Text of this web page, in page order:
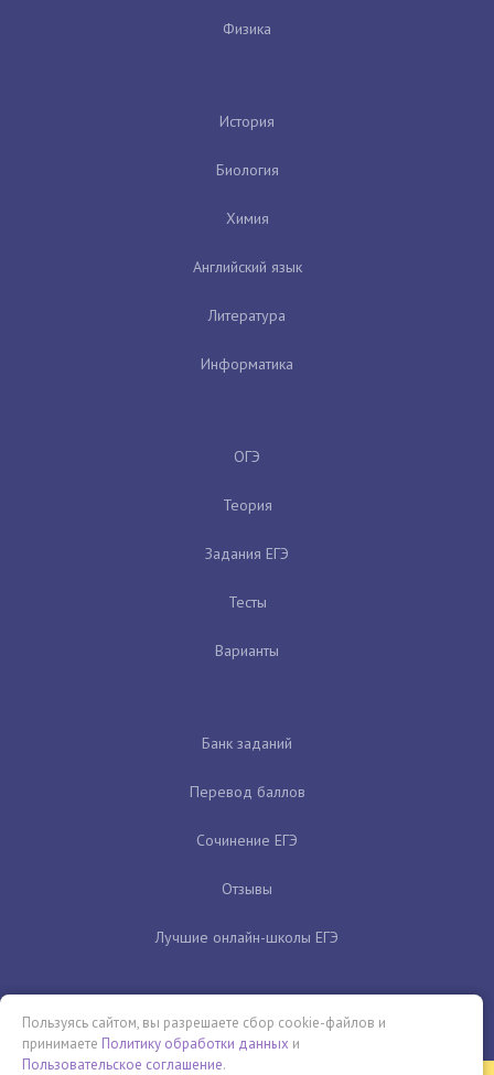
Физика
История
Биология
Химия
Английский язык
Литература
Информатика
ОГЭ
Теория
Задания ЕГЭ
Тесты
Варианты
Банк заданий
Перевод баллов
Сочинение ЕГЭ
Отзывы
Лучшие онлайн-школы ЕГЭ
Пользуясь сайтом, вы разрешаете сбор cookie-файлов и
принимаете Политику обработки данных и
Пользовательское соглашение.